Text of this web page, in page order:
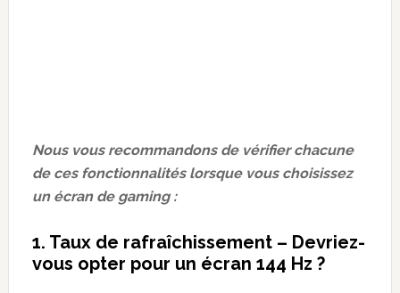
Nous vous recommandons de vérifier chacune
de ces fonctionnalités lorsque vous choisissez
un écran de gaming :
1. Taux de rafraîchissement – Devriez-
vous opter pour un écran 144 Hz ?